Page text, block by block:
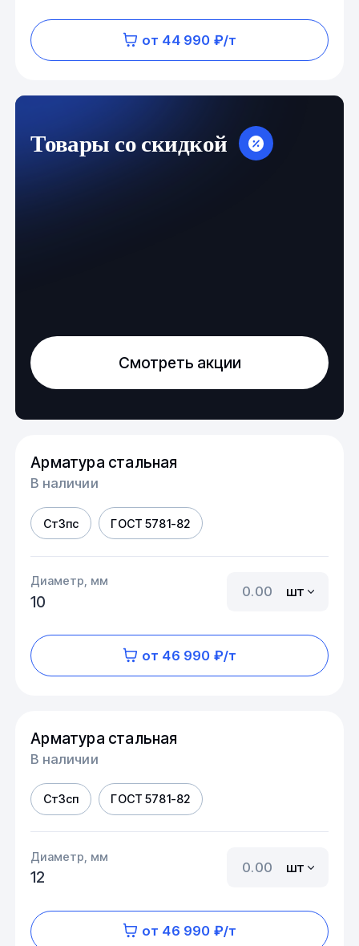
от 44 990 ₽/т
Товары со скидкой
Смотреть акции
Арматура стальная
В наличии
Ст3пс ГОСТ 5781-82
Диаметр, мм
10
шт
от 46 990 ₽/т
Арматура стальная
В наличии
Ст3сп ГОСТ 5781-82
Диаметр, мм
12
шт
от 46 990 ₽/т